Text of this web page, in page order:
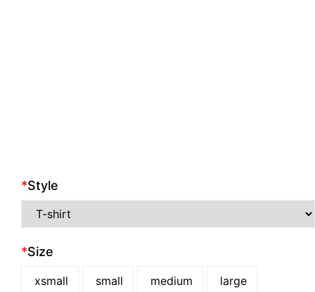
*Style
*Size
xsmall small medium large